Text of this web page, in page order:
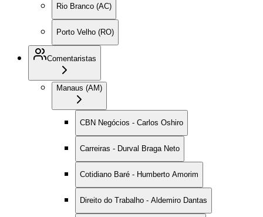
Rio Branco (AC)
Porto Velho (RO)
Comentaristas
Manaus (AM)
CBN Negócios - Carlos Oshiro
Carreiras - Durval Braga Neto
Cotidiano Baré - Humberto Amorim
Direito do Trabalho - Aldemiro Dantas